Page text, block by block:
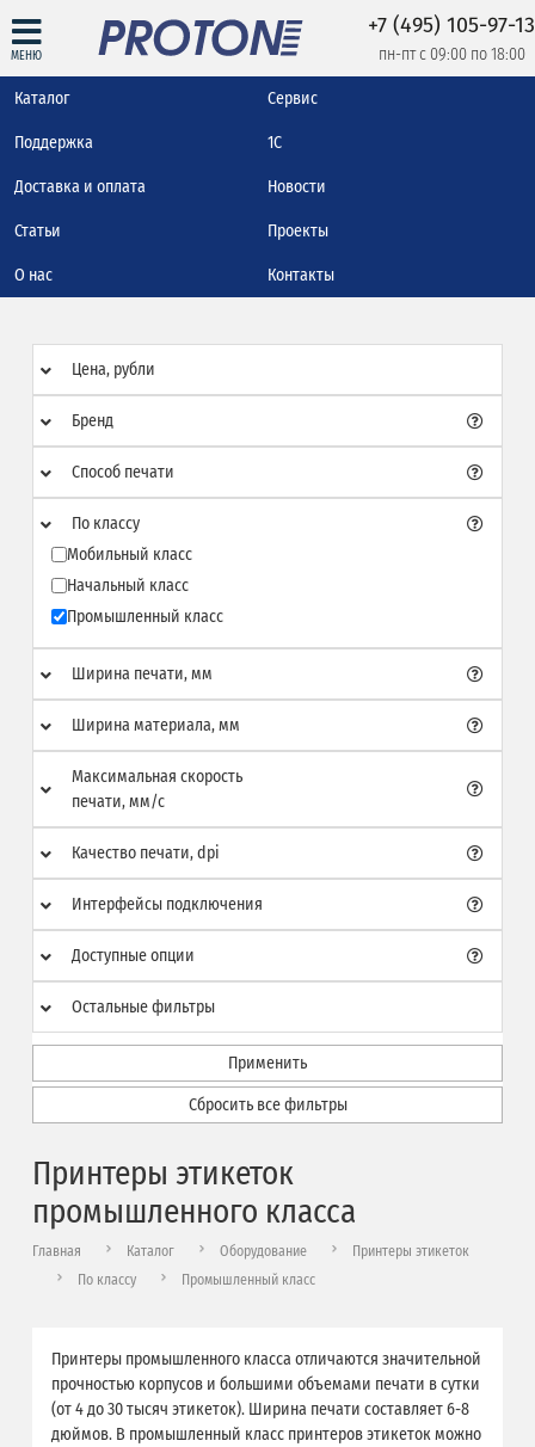
МЕНЮ
+7 (495) 105-97-13
пн-пт с 09:00 по 18:00
Каталог Сервис
Поддержка 1С
Доставка и оплата Новости
Статьи Проекты
О нас Контакты
Цена, рубли
Бренд
Способ печати
По классу
Мобильный класс
Начальный класс
Промышленный класс
Ширина печати, мм
Ширина материала, мм
Максимальная скорость
печати, мм/с
Качество печати, dpi
Интерфейсы подключения
Доступные опции
Остальные фильтры
Применить
Сбросить все фильтры
Принтеры этикеток
промышленного класса
Главная Каталог Оборудование
Принтеры этикеток
По классу
Промышленный класс
Принтеры промышленного класса отличаются значительной
прочностью корпусов и большими объемами печати в сутки
(от 4 до 30 тысяч этикеток). Ширина печати составляет 6-8
дюймов. В промышленный класс принтеров этикеток можно